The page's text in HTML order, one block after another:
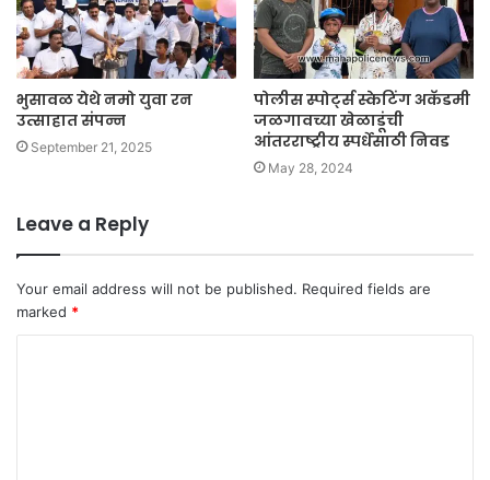
भुसावळ येथे नमो युवा रन
उत्साहात संपन्न
September 21, 2025
पोलीस स्पोर्ट्स स्केटिंग अकॅडमी
जळगावच्या खेळाडूंची
आंतरराष्ट्रीय स्पर्धेसाठी निवड
May 28, 2024
Leave a Reply
Your email address will not be published. Required fields are
marked *